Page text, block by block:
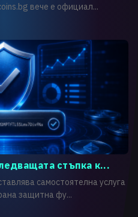
вече е официал...
стъпка к...
защитна фу...